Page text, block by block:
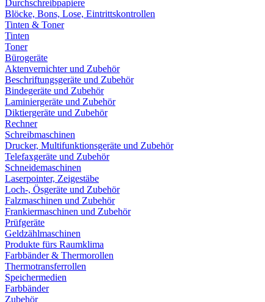
Durchschreibpapiere
Blöcke, Bons, Lose, Eintrittskontrollen
Tinten & Toner
Tinten
Toner
Bürogeräte
Aktenvernichter und Zubehör
Beschriftungsgeräte und Zubehör
Bindegeräte und Zubehör
Laminiergeräte und Zubehör
Diktiergeräte und Zubehör
Rechner
Schreibmaschinen
Drucker, Multifunktionsgeräte und Zubehör
Telefaxgeräte und Zubehör
Schneidemaschinen
Laserpointer, Zeigestäbe
Loch-, Ösgeräte und Zubehör
Falzmaschinen und Zubehör
Frankiermaschinen und Zubehör
Prüfgeräte
Geldzählmaschinen
Produkte fürs Raumklima
Farbbänder & Thermorollen
Thermotransferrollen
Speichermedien
Farbbänder
Zubehör